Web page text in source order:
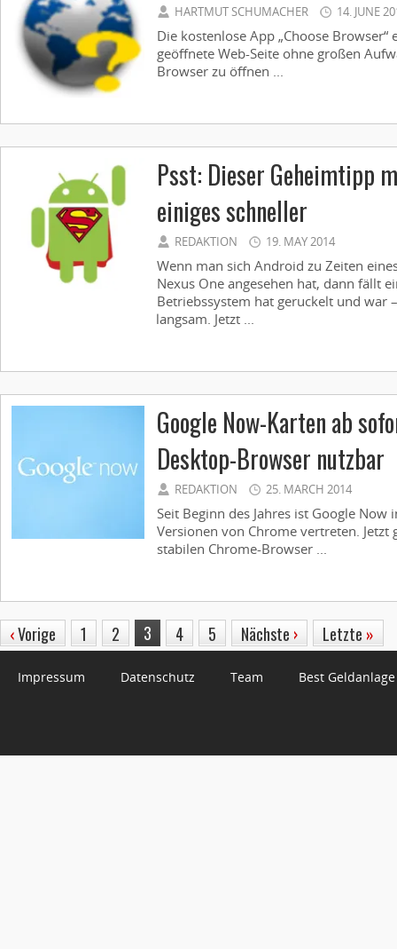
HARTMUT SCHUMACHER 14. JUNE
Die kostenlose App „Choose
geöffnete Web-Seite ohne großen
Browser zu öffnen ...
Psst: Dieser Geheimtipp
einiges schneller
REDAKTION 19. MAY 2014
Wenn man sich Android zu Zeiten
Nexus One angesehen hat, dann fällt
Betriebssystem hat geruckelt und war
langsam. Jetzt ...
Google Now-Karten ab
Desktop-Browser nutzbar
REDAKTION 25. MARCH 2014
Seit Beginn des Jahres ist Google Now
Versionen von Chrome vertreten. Jetzt
stabilen Chrome-Browser ...
‹Vorige 1 2 3 4 5 Nächste › Letzte »
Impressum Datenschutz Team Best Geldanlage